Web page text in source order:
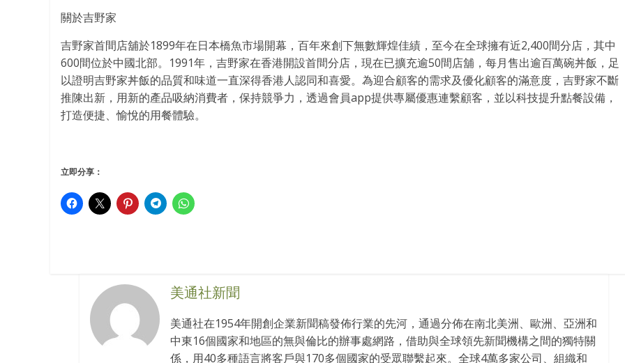
關於吉野家
吉野家首間店舖於1899年在日本橋魚市場開幕，百年來創下無數輝煌佳績，至今在全球擁有近2,400間分店，其中
600間位於中國北部。1991年，吉野家在香港開設首間分店，現在已擴充逾50間店舖，每月售出逾百萬碗丼飯，足
以證明吉野家丼飯的品質和味道一直深得香港人認同和喜愛。為迎合顧客的需求及優化顧客的滿意度，吉野家不斷
推陳出新，用新的產品吸納消費者，保持競爭力，透過會員app提供專屬優惠連繫顧客，並以科技提升點餐設備，
打造便捷、愉悅的用餐體驗。
立即分享：
美通社新聞
美通社在1954年開創企業新聞稿發佈行業的先河，通過分佈在南北美洲、歐洲、亞洲和
中東16個國家和地區的無與倫比的辦事處網路，借助與全球領先新聞機構之間的獨特關
係，用40多種語言將客戶與170多個國家的受眾聯繫起來。全球4萬多家公司、組織和